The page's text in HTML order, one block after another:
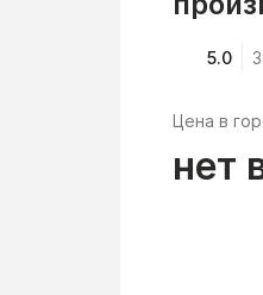
5.0
Цена в
нет